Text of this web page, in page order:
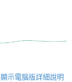
顯示電腦版詳細說明